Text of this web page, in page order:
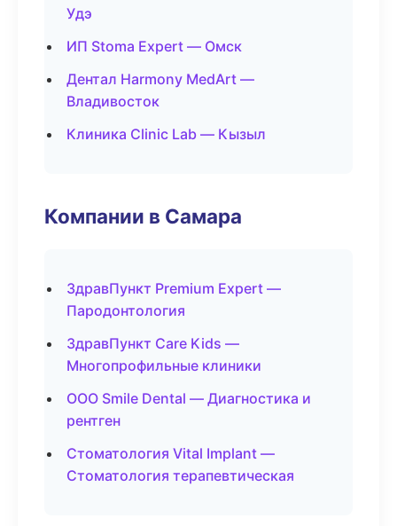
Удэ
ИП Stoma Expert — Омск
Дентал Harmony MedArt —
Владивосток
Клиника Clinic Lab — Кызыл
Компании в Самара
ЗдравПункт Premium Expert —
Пародонтология
ЗдравПункт Care Kids —
Многопрофильные клиники
ООО Smile Dental — Диагностика и
рентген
Стоматология Vital Implant —
Стоматология терапевтическая